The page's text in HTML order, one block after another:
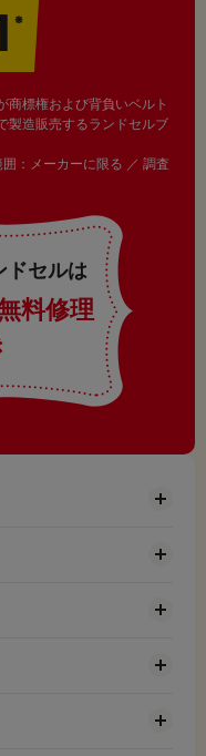
※
標権および背負いベルト
製造販売するランドセルブ
：メーカーに限る ／ 調査
ドセルは
料修理